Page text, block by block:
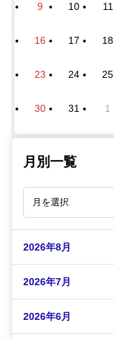
9 10 11
16 17 18
23 24 25
30 31 1
月別一覧
2026年8月
2026年7月
2026年6月